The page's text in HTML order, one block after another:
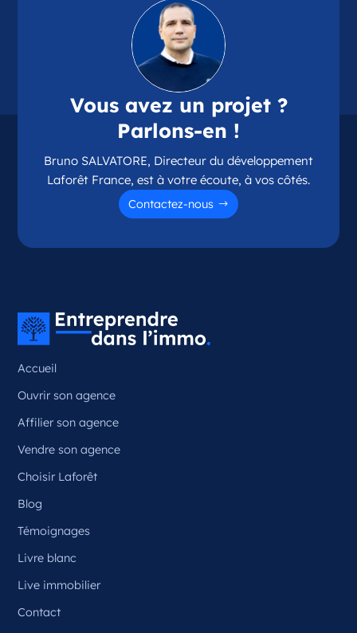
Opportunité d’ouverture à Chamalières
Chamalières Auvergne-Rhône-Alpes
France
: 63075
Plus d'infos
Candidater
France
Référence: 87050
Plus d'infos
Candidater
Opportunité d’ouverture à Ceyrat
Référence
Plus d'infos
Candidater
Vous avez un projet ?
Parlons-en !
Bruno SALVATORE, Directeur du développement
Laforêt France, est à votre écoute, à vos côtés.
Contactez-nous
Accueil
Ouvrir son agence
Affilier son agence
Vendre son agence
Choisir Laforêt
Blog
Témoignages
Livre blanc
Live immobilier
Contact